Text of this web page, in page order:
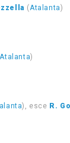
(Atalanta)
Atalanta)
), esce R.